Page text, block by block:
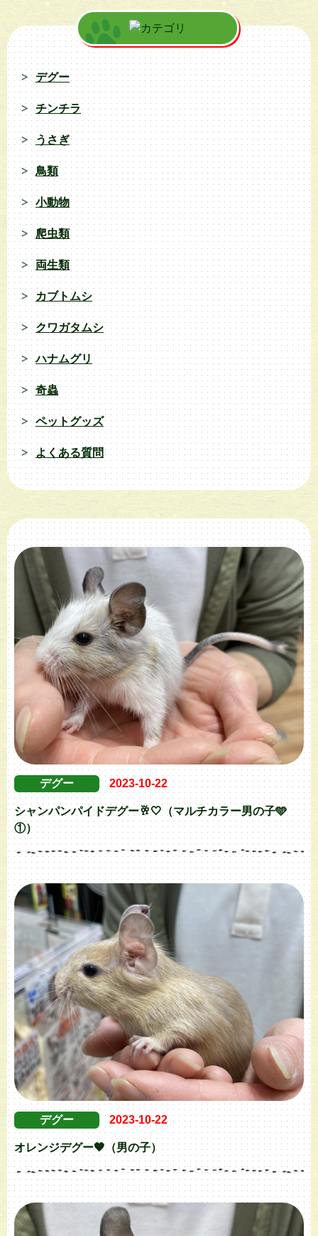
デグー
チンチラ
うさぎ
鳥類
小動物
爬虫類
両生類
カブトムシ
クワガタムシ
ハナムグリ
奇蟲
ペットグッズ
よくある質問
デグー 2023-10-22
シャンパンパイドデグー🥂🤍（マルチカラー男の子🩵
①）
デグー 2023-10-22
オレンジデグー🧡（男の子）